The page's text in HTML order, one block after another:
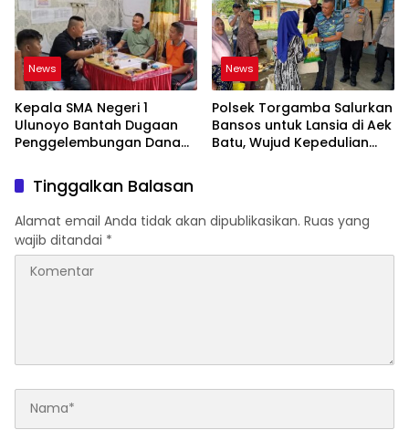
News
Kepala SMA Negeri 1
Ulunoyo Bantah Dugaan
Penggelembungan Dana
Pemberitaan Tidak Benar
News
Polsek Torgamba Salurkan
Bansos untuk Lansia di Aek
Batu, Wujud Kepedulian
Tinggalkan Balasan
Alamat email Anda tidak akan dipublikasikan. Ruas yang
wajib ditandai *